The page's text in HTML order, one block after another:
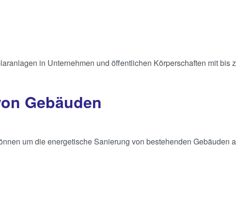
in Unternehmen und öffentlichen Körperschaften mit bis
Gebäuden
um die energetische Sanierung von bestehenden Gebäuden